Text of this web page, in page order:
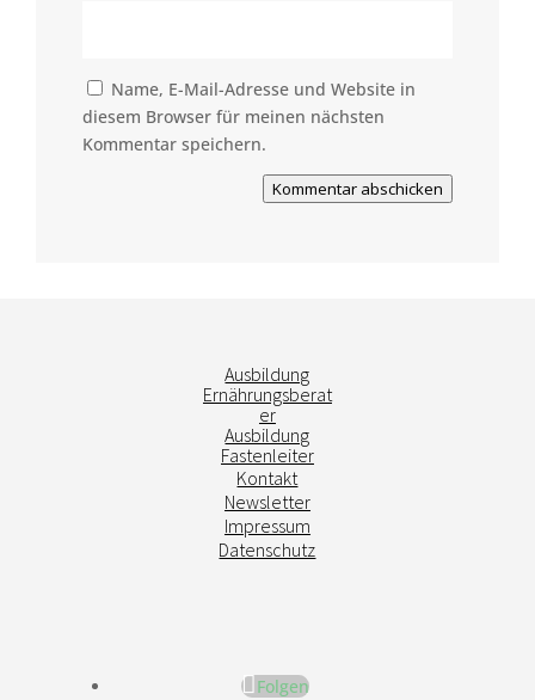
Name, E-Mail-Adresse und Website in
diesem Browser für meinen nächsten
Kommentar speichern.
Kommentar abschicken
Ausbildung
Ernährungsberat
er
Ausbildung
Fastenleiter
Kontakt
Newsletter
Impressum
Datenschutz
Folgen